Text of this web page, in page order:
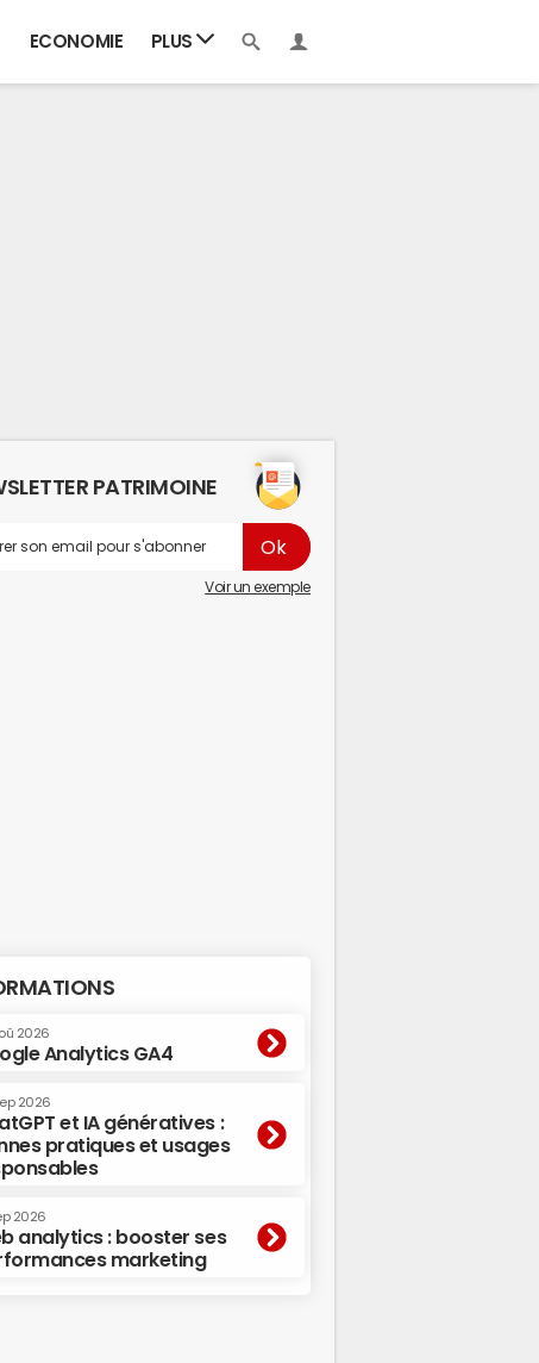
ECONOMIE PLUS
PATRIMOINE
Voir un exemple
2026
Analytics GA4
2026
et IA génératives :
pratiques et usages
2026
analytics : booster ses
marketing